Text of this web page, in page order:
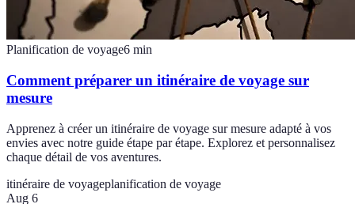
Planification de voyage6 min
Comment préparer un itinéraire de voyage sur
mesure
Apprenez à créer un itinéraire de voyage sur mesure adapté à vos
envies avec notre guide étape par étape. Explorez et personnalisez
chaque détail de vos aventures.
itinéraire de voyageplanification de voyage
Aug 6